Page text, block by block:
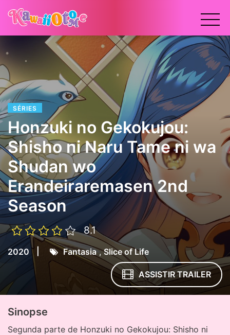
x
SÉRIES
Honzuki no Gekokujou:
Shisho ni Naru Tame ni wa
Shudan wo
Erandeiraremasen 2nd
Season
8.1
2020 Fantasia,Slice of Life
ASSISTIR TRAILER
Sinopse
Segunda parte de Honzuki no Gekokujou: Shisho ni